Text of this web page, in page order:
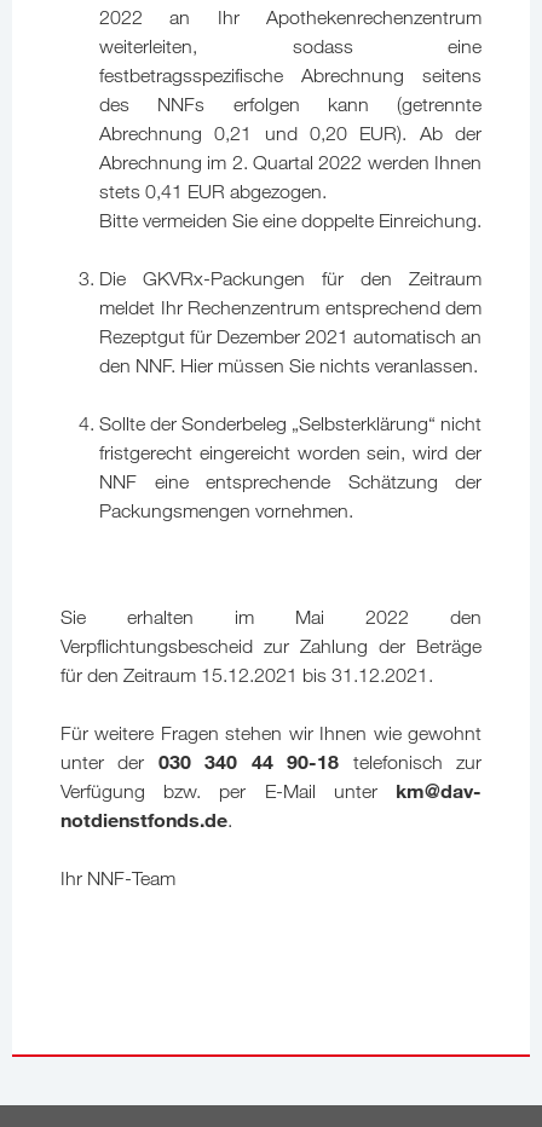
2022 an Ihr Apothekenrechenzentrum
weiterleiten, sodass eine
festbetragsspezifische Abrechnung seitens
des NNFs erfolgen kann (getrennte
Abrechnung 0,21 und 0,20 EUR). Ab der
Abrechnung im 2. Quartal 2022 werden Ihnen
stets 0,41 EUR abgezogen.
Bitte vermeiden Sie eine doppelte Einreichung.
Die GKVRx-Packungen für den Zeitraum
meldet Ihr Rechenzentrum entsprechend dem
Rezeptgut für Dezember 2021 automatisch an
den NNF. Hier müssen Sie nichts veranlassen.
Sollte der Sonderbeleg „Selbsterklärung“ nicht
fristgerecht eingereicht worden sein, wird der
NNF eine entsprechende Schätzung der
Packungsmengen vornehmen.
Sie erhalten im Mai 2022 den
Verpflichtungsbescheid zur Zahlung der Beträge
für den Zeitraum 15.12.2021 bis 31.12.2021.
Für weitere Fragen stehen wir Ihnen wie gewohnt
unter der 030 340 44 90-18 telefonisch zur
Verfügung bzw. per E-Mail unter km@dav-
notdienstfonds.de.
Ihr NNF-Team